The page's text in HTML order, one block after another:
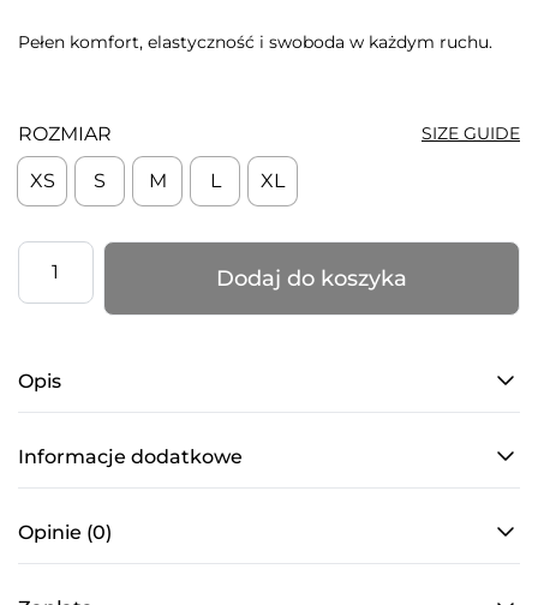
Pełen komfort, elastyczność i swoboda w każdym ruchu.
SIZE GUIDE
ROZMIAR
XS S M L XL
pole
dance
–
kryształkami,
Dodaj do koszyka
Opis
Informacje dodatkowe
Opinie (0)